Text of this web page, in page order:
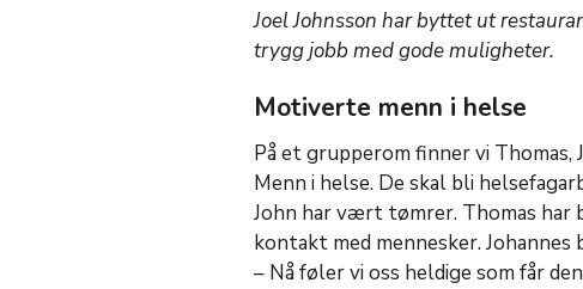
Joel Johnsson har byttet ut
trygg jobb med gode muligheter.
Motiverte menn i helse
På et grupperom finner vi
Menn i helse. De skal bli
John har vært tømrer. Thomas har
kontakt med mennesker.
– Nå føler vi oss heldige som får